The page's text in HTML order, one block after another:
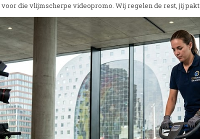
voor die vlijmscherpe videopromo. Wij regelen de rest, jij